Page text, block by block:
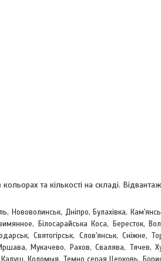
та кількості на складі.
Нововолинськ, Дніпро, Булахівка,
Білосарайська Коса, Бересток,
Святогірськ, Слов'янськ, Сніжне,
Мукачево, Рахов, Свалява, Тячев,